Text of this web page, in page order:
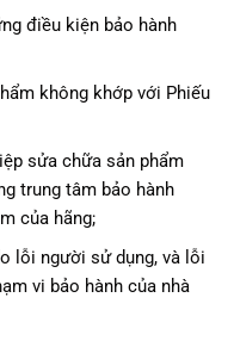
điều kiện bảo hành
không khớp với Phiếu
sửa chữa sản phẩm
trung tâm bảo hành
của hãng;
lỗi người sử dụng, và lỗi
vi bảo hành của nhà